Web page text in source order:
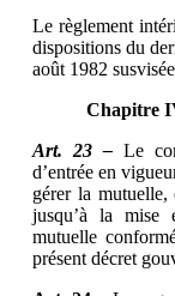
Le règlement
dispositions du
août 1982
Chapitre
Art. 23 – Le
d’entrée en
gérer la
jusqu’à la mise
mutuelle
présent décret